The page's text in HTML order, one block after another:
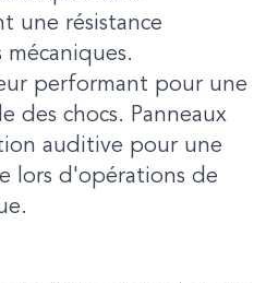
une résistance
performant pour une
des chocs. Panneaux
auditive pour une
lors d'opérations de